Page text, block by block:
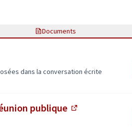
Documents
externe)
dans la conversation écrite
publique